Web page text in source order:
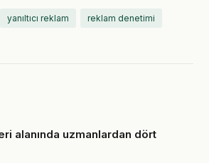
yanıltıcı reklam reklam denetimi
alanında uzmanlardan dört